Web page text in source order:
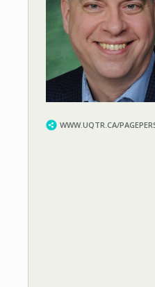
WWW.UQTR.CA/